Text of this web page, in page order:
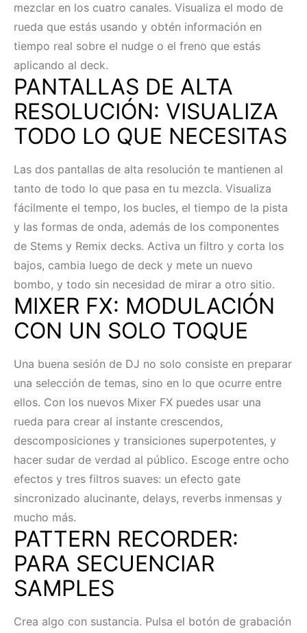
mezclar en los cuatro canales. Visualiza el modo de
rueda que estás usando y obtén información en
tiempo real sobre el nudge o el freno que estás
aplicando al deck.
PANTALLAS DE ALTA
RESOLUCIÓN: VISUALIZA
TODO LO QUE NECESITAS
Las dos pantallas de alta resolución te mantienen al
tanto de todo lo que pasa en tu mezcla. Visualiza
fácilmente el tempo, los bucles, el tiempo de la pista
y las formas de onda, además de los componentes
de Stems y Remix decks. Activa un filtro y corta los
bajos, cambia luego de deck y mete un nuevo
bombo, y todo sin necesidad de mirar a otro sitio.
MIXER FX: MODULACIÓN
CON UN SOLO TOQUE
Una buena sesión de DJ no solo consiste en preparar
una selección de temas, sino en lo que ocurre entre
ellos. Con los nuevos Mixer FX puedes usar una
rueda para crear al instante crescendos,
descomposiciones y transiciones superpotentes, y
hacer sudar de verdad al público. Escoge entre ocho
efectos y tres filtros suaves: un efecto gate
sincronizado alucinante, delays, reverbs inmensas y
mucho más.
PATTERN RECORDER:
PARA SECUENCIAR
SAMPLES
Crea algo con sustancia. Pulsa el botón de grabación